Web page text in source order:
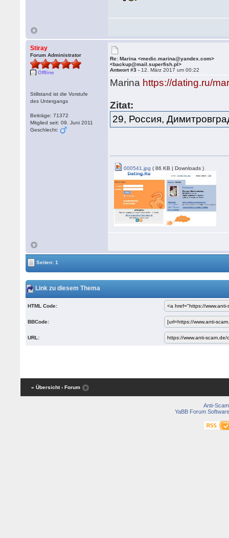
Stiray
Forum Administrator
Offline
Stillstand ist die Vorstufe
des Untergangs
Beiträge: 71372
Mitglied seit: 09. Juni 2011
Geschlecht:
Re: Marina <medic.marina@yandex.com>
<backup@mail.superfish.pl>
Antwort #3 - 12. März 2017 um 00:22
Marina https://dating.ru/
Zitat:
29, Россия,
000541.jpg ( 86 KB | Downloads )
Seiten: 1
Link zu diesem Thema
HTML Code:
BBCode:
URL:
« Übersicht ‹ Forum
Anti-Scam
YaBB Forum Software